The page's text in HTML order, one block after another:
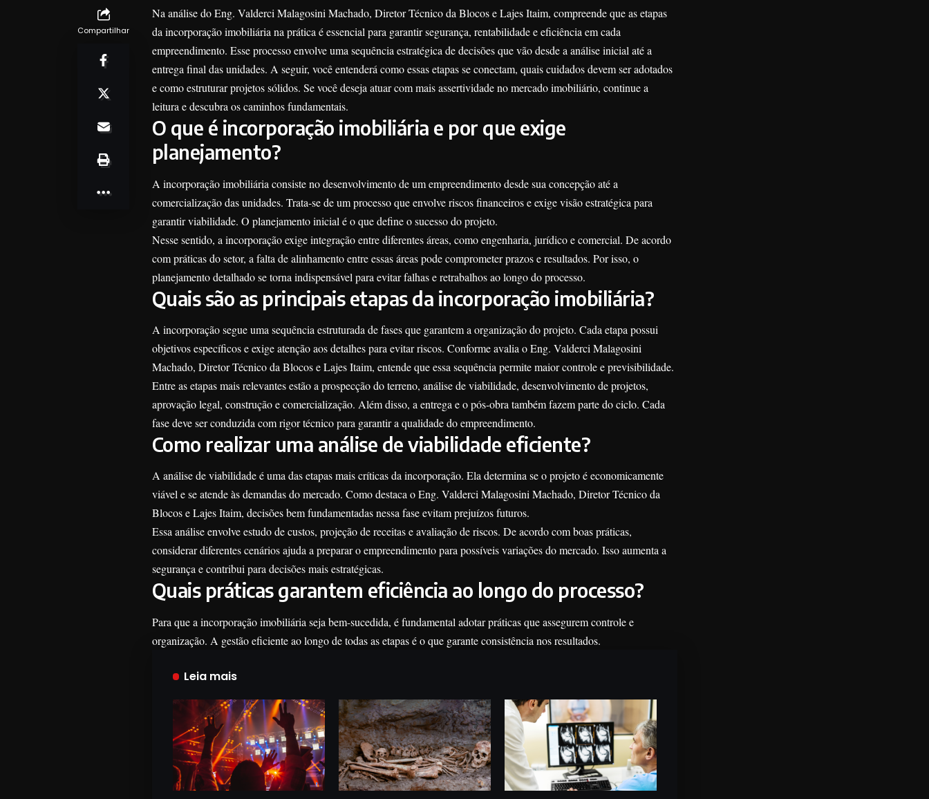
Compartilhar
Na análise do Eng. Valderci Malagosini Machado, Diretor Técnico da Blocos e Lajes Itaim, compreende que as etapas
da incorporação imobiliária na prática é essencial para garantir segurança, rentabilidade e eficiência em cada
empreendimento. Esse processo envolve uma sequência estratégica de decisões que vão desde a análise inicial até a
entrega final das unidades. A seguir, você entenderá como essas etapas se conectam, quais cuidados devem ser adotados
e como estruturar projetos sólidos. Se você deseja atuar com mais assertividade no mercado imobiliário, continue a
leitura e descubra os caminhos fundamentais.
O que é incorporação imobiliária e por que exige
planejamento?
A incorporação imobiliária consiste no desenvolvimento de um empreendimento desde sua concepção até a
comercialização das unidades. Trata-se de um processo que envolve riscos financeiros e exige visão estratégica para
garantir viabilidade. O planejamento inicial é o que define o sucesso do projeto.
Nesse sentido, a incorporação exige integração entre diferentes áreas, como engenharia, jurídico e comercial. De acordo
com práticas do setor, a falta de alinhamento entre essas áreas pode comprometer prazos e resultados. Por isso, o
planejamento detalhado se torna indispensável para evitar falhas e retrabalhos ao longo do processo.
Quais são as principais etapas da incorporação imobiliária?
A incorporação segue uma sequência estruturada de fases que garantem a organização do projeto. Cada etapa possui
objetivos específicos e exige atenção aos detalhes para evitar riscos. Conforme avalia o Eng. Valderci Malagosini
Machado, Diretor Técnico da Blocos e Lajes Itaim, entende que essa sequência permite maior controle e previsibilidade.
Entre as etapas mais relevantes estão a prospecção do terreno, análise de viabilidade, desenvolvimento de projetos,
aprovação legal, construção e comercialização. Além disso, a entrega e o pós-obra também fazem parte do ciclo. Cada
fase deve ser conduzida com rigor técnico para garantir a qualidade do empreendimento.
Como realizar uma análise de viabilidade eficiente?
A análise de viabilidade é uma das etapas mais críticas da incorporação. Ela determina se o projeto é economicamente
viável e se atende às demandas do mercado. Como destaca o Eng. Valderci Malagosini Machado, Diretor Técnico da
Blocos e Lajes Itaim, decisões bem fundamentadas nessa fase evitam prejuízos futuros.
Essa análise envolve estudo de custos, projeção de receitas e avaliação de riscos. De acordo com boas práticas,
considerar diferentes cenários ajuda a preparar o empreendimento para possíveis variações do mercado. Isso aumenta a
segurança e contribui para decisões mais estratégicas.
Quais práticas garantem eficiência ao longo do processo?
Para que a incorporação imobiliária seja bem-sucedida, é fundamental adotar práticas que assegurem controle e
organização. A gestão eficiente ao longo de todas as etapas é o que garante consistência nos resultados.
Leia mais